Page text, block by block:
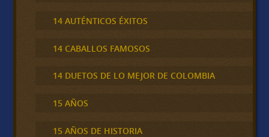
14 AUTÉNTICOS ÉXITOS
14 CABALLOS FAMOSOS
14 DUETOS DE LO MEJOR DE COLOMBIA
15 AÑOS
15 AÑOS DE HISTORIA